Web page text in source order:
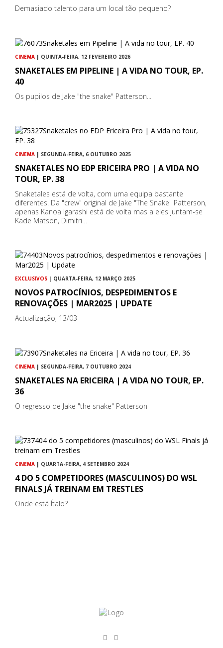
Demasiado talento para um local tão pequeno?
CINEMA | QUINTA-FEIRA, 12 FEVEREIRO 2026
SNAKETALES EM PIPELINE | A VIDA NO TOUR, EP.
40
Os pupilos de Jake "the snake" Patterson...
CINEMA | SEGUNDA-FEIRA, 6 OUTUBRO 2025
SNAKETALES NO EDP ERICEIRA PRO | A VIDA NO
TOUR, EP. 38
Snaketales está de volta, com uma equipa bastante
diferentes. Da "crew" original de Jake "The Snake" Patterson,
apenas Kanoa Igarashi está de volta mas a eles juntam-se
Kade Matson, Dimitri…
EXCLUSIVOS | QUARTA-FEIRA, 12 MARÇO 2025
NOVOS PATROCÍNIOS, DESPEDIMENTOS E
RENOVAÇÕES | MAR2025 | UPDATE
Actualização, 13/03
CINEMA | SEGUNDA-FEIRA, 7 OUTUBRO 2024
SNAKETALES NA ERICEIRA | A VIDA NO TOUR, EP.
36
O regresso de Jake "the snake" Patterson
CINEMA | QUARTA-FEIRA, 4 SETEMBRO 2024
4 DO 5 COMPETIDORES (MASCULINOS) DO WSL
FINALS JÁ TREINAM EM TRESTLES
Onde está Ítalo?